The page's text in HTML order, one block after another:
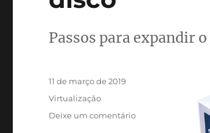
Passos para expandir
Publicado
em
11 de março de 2019
Categorias
Virtualização
Deixe um comentárioem